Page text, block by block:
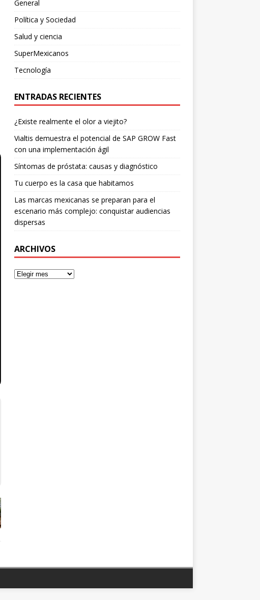
General
Política y Sociedad
Salud y ciencia
SuperMexicanos
Tecnología
ENTRADAS RECIENTES
¿Existe realmente el olor a viejito?
Vialtis demuestra el potencial de SAP GROW Fast
con una implementación ágil
Síntomas de próstata: causas y diagnóstico
Tu cuerpo es la casa que habitamos
Las marcas mexicanas se preparan para el
escenario más complejo: conquistar audiencias
dispersas
ARCHIVOS